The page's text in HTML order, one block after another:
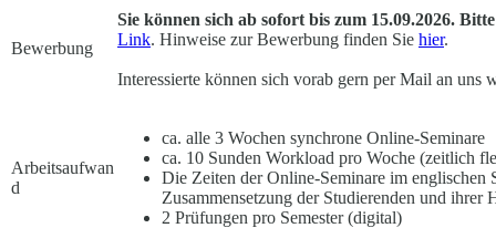
Bewerbung
Sie können sich ab sofort bis zum 15.09.2026.
Link. Hinweise zur Bewerbung finden Sie hier.
Interessierte können sich vorab gern per Mail an uns
Arbeitsaufwan
d
ca. alle 3 Wochen synchrone Online-Seminare
ca. 10 Sunden Workload pro Woche (zeitlich
Die Zeiten der Online-Seminare im
Zusammensetzung der Studierenden und ihrer
2 Prüfungen pro Semester (digital)